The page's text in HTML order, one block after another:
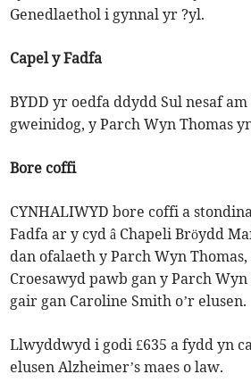
Genedlaethol i gynnal yr ?yl.
Capel y Fadfa
BYDD yr oedfa ddydd Sul nesaf am
gweinidog, y Parch Wyn Thomas
Bore coffi
CYNHALIWYD bore coffi a
Fadfa ar y cyd â Chapeli Bröydd
dan ofalaeth y Parch Wyn
Croesawyd pawb gan y Parch
gair gan Caroline Smith o’r elusen.
Llwyddwyd i godi £635 a fydd yn
elusen Alzheimer’s maes o law.